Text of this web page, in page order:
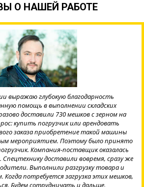
О НАШЕЙ РАБОТЕ
выражаю глубокую благодарность
помощь в выполнении складских
доставили 730 мешков с зерном на
купить погрузчик или арендовать
заказа приобретение такой машины
мероприятием. Поэтому было принято
Компания-поставщик оказалась
доставили вовремя, сразу же
Выполнили разгрузку товара и
потребуется загрузка этих мешков,
Будем сотрудничать и дальше.